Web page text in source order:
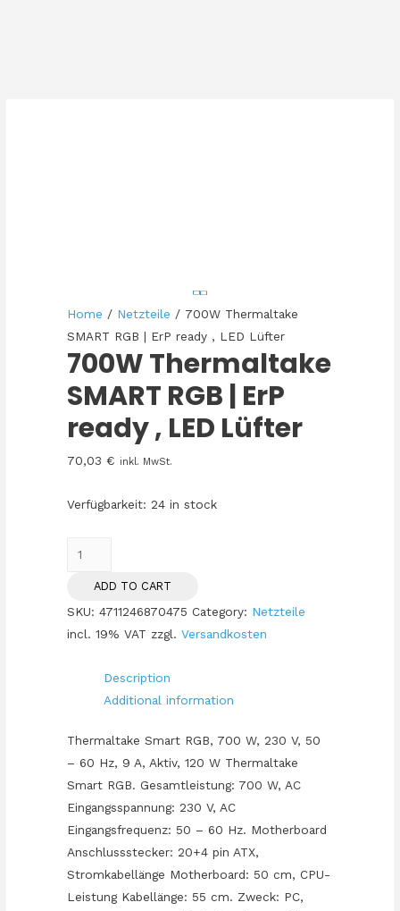
Home / Netzteile / 700W Thermaltake
SMART RGB | ErP ready , LED Lüfter
700W Thermaltake
SMART RGB | ErP
ready , LED Lüfter
70,03€ inkl. MwSt.
Verfügbarkeit: 24 in stock
SMART
RGB
|
Lüfter
quantity
ADD TO CART
SKU:4711246870475 Category: Netzteile
incl. 19% VAT zzgl.Versandkosten
Description
Additional information
Thermaltake Smart RGB, 700 W, 230 V, 50
– 60 Hz, 9 A, Aktiv, 120 W Thermaltake
Smart RGB. Gesamtleistung: 700 W, AC
Eingangsspannung: 230 V, AC
Eingangsfrequenz: 50 – 60 Hz. Motherboard
Anschlussstecker: 20+4 pin ATX,
Stromkabellänge Motherboard: 50 cm, CPU-
Leistung Kabellänge: 55 cm. Zweck: PC,